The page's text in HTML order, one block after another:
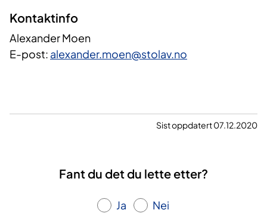
Kontaktinfo
Alexander Moen
E-post: alexander.moen@stolav.no
Sist oppdatert 07.12.2020
Fant du det du lette etter?
Ja Nei